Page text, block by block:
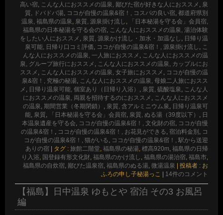
高い宿
こんな人におススメの温泉, 鄙びた宿が好きな人におススメ
泉
質, ドバドバ湯 ココが自慢の温泉&宿！, コスパの良い宿 都道府県別
温泉, 福島県の温泉 泉質, 源泉掛け流し
「日本秘湯を守る会」会員宿,
福島県の日本秘湯を守る会の宿
こんな人におススメの温泉, 湯治体験
をしたい人におススメ
泉質, 源泉かけ流し・加水・加温なし
日帰り温
泉可能, 日帰り口コミ評価
ココが自慢の温泉&宿！, 源泉掛け流し
こ
んな人におススメの温泉, 一人旅におススメ
こんな人におススメの温
泉, グループ旅行におススメ
こんな人におススメの温泉, カップルにお
ススメ
こんな人におススメの温泉, 女子旅におススメ
ココが自慢の温
泉&宿！, 究極の秘湯
こんな人におススメの温泉, 母娘二人旅におスス
メ
日帰り温泉可能, 個室あり（日帰り入浴） 泉質, 硫酸塩泉
こんな人
におススメの温泉, 両親を招待するのにおススメ
こんな人におススメ
の温泉 期間営業（冬期閉鎖） 泉質, 含アルミニウム泉
日帰り温泉可
能 泉質 「日本秘湯を守る会」会員宿 泉質, ぬる湯（39度以下）
日
本温泉遺産を守る会
ココが自慢の温泉&宿！, 文化財の宿 ココが自慢
の温泉&宿！
ココが自慢の温泉&宿！, お花見ができる 宿泊料金別
コ
コが自慢の温泉&宿！, 猫がいる
ココが自慢の温泉&宿！, 駅から送迎
ありの宿 | タグ : 旅館二階堂 福島県の秘湯 標高920m 福島県の日帰
り入浴 国登録有形文化財 福島県のかけ流し 福島県の湯治宿 福島市
福島県の自炊宿 鄙びた温泉宿 福島県のぬる湯 微湯温泉 | 投稿者 : お
ふろの申し子秘湯っこ | 14件のコメント
【福島】日中温泉 ゆもとや 宿泊 その3 お風呂
編